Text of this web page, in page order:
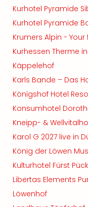
Kurhotel Pyramide
Kurhotel Pyramide
Krumers Alpin -
Kurhessen Therme
Käppelehof
Karls Bande – Das
Königshof Hotel
Konsumhotel
Kneipp- &
Karol G 2027 live in
König der Löwen
Kulturhotel Fürst
Libertas Elements
Löwenhof